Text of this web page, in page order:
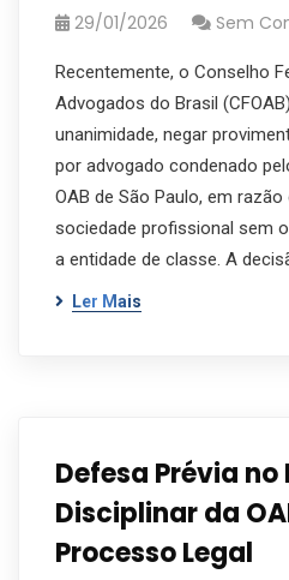
29/01/2026 Sem
Recentemente, o Conselho
Advogados do Brasil
unanimidade, negar
por advogado condenado
OAB de São Paulo, em
sociedade profissional sem
a entidade de classe. A
Ler Mais
Defesa Prévia no
Disciplinar da
Processo Legal